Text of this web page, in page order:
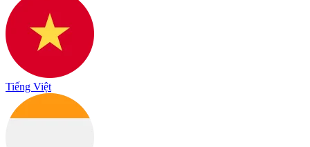
Tiếng Việt